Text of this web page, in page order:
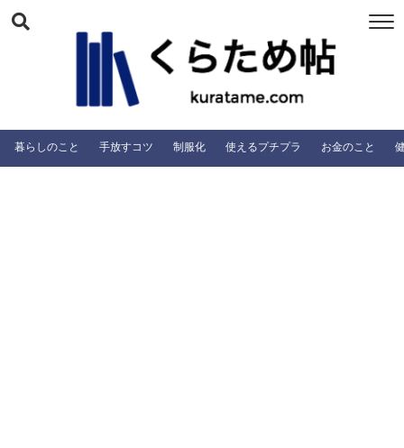
暮らしのこと 手放すコツ 制服化 使えるプチプラ お金のこと